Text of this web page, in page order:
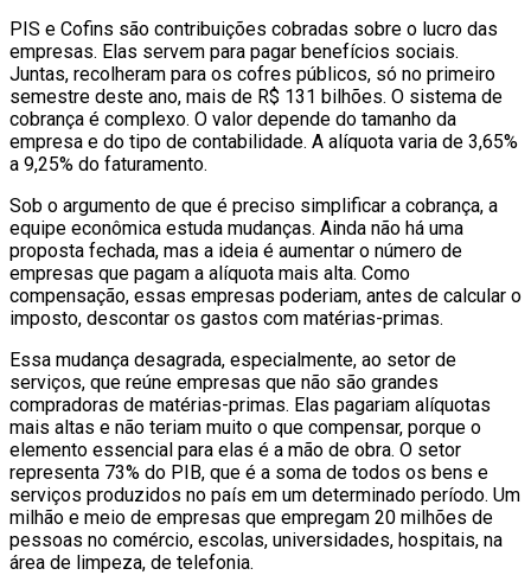
PIS e Cofins são contribuições cobradas sobre o lucro das
empresas. Elas servem para pagar benefícios sociais.
Juntas, recolheram para os cofres públicos, só no primeiro
semestre deste ano, mais de R$ 131 bilhões. O sistema de
cobrança é complexo. O valor depende do tamanho da
empresa e do tipo de contabilidade. A alíquota varia de 3,65%
a 9,25% do faturamento.
Sob o argumento de que é preciso simplificar a cobrança, a
equipe econômica estuda mudanças. Ainda não há uma
proposta fechada, mas a ideia é aumentar o número de
empresas que pagam a alíquota mais alta. Como
compensação, essas empresas poderiam, antes de calcular o
imposto, descontar os gastos com matérias-primas.
Essa mudança desagrada, especialmente, ao setor de
serviços, que reúne empresas que não são grandes
compradoras de matérias-primas. Elas pagariam alíquotas
mais altas e não teriam muito o que compensar, porque o
elemento essencial para elas é a mão de obra. O setor
representa 73% do PIB, que é a soma de todos os bens e
serviços produzidos no país em um determinado período. Um
milhão e meio de empresas que empregam 20 milhões de
pessoas no comércio, escolas, universidades, hospitais, na
área de limpeza, de telefonia.